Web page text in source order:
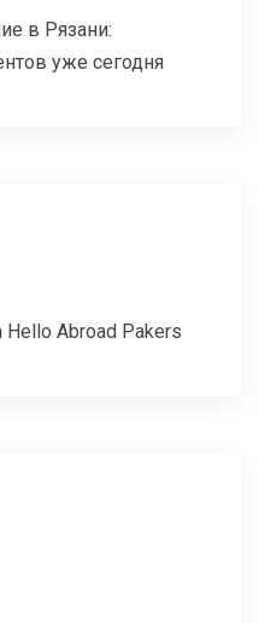
в Рязани:
уже сегодня
Hello Abroad Pakers